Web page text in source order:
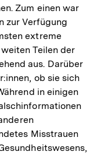
Zum einen war
zur Verfügung
extreme
Teilen der
aus. Darüber
ob sie sich
in einigen
Misstrauen